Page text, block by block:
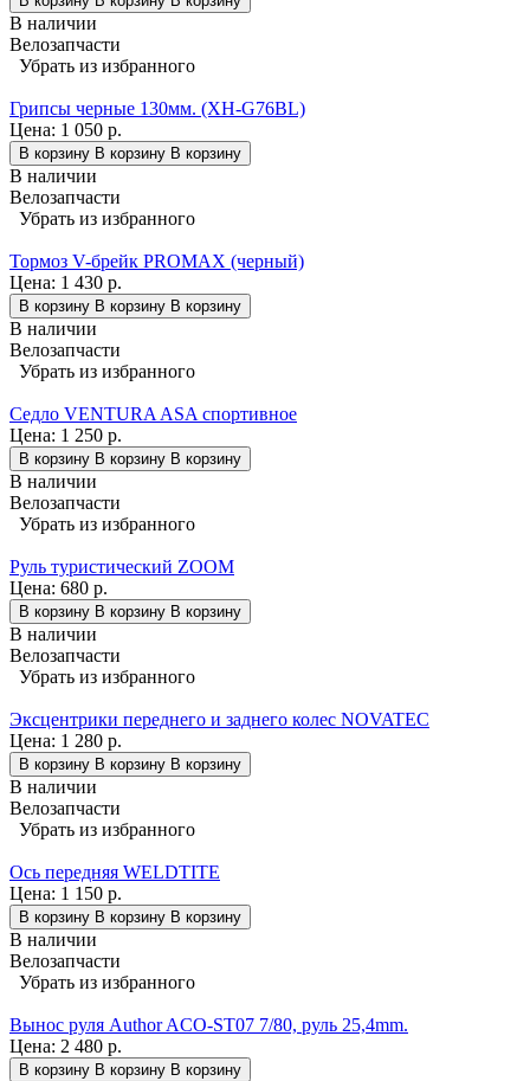
В наличии
Велозапчасти
Убрать из избранного
Грипсы черные 130мм. (XH-G76BL)
Цена: 1 050 р.
В корзину В корзину В корзину
В наличии
Велозапчасти
Убрать из избранного
Тормоз V-брейк PROMAX (черный)
Цена: 1 430 р.
В корзину В корзину В корзину
В наличии
Велозапчасти
Убрать из избранного
Седло VENTURA ASA спортивное
Цена: 1 250 р.
В корзину В корзину В корзину
В наличии
Велозапчасти
Убрать из избранного
Руль туристический ZOOM
Цена: 680 р.
В корзину В корзину В корзину
В наличии
Велозапчасти
Убрать из избранного
Эксцентрики переднего и заднего колес NOVATEC
Цена: 1 280 р.
В корзину В корзину В корзину
В наличии
Велозапчасти
Убрать из избранного
Ось передняя WELDTITE
Цена: 1 150 р.
В корзину В корзину В корзину
В наличии
Велозапчасти
Убрать из избранного
Вынос руля Author ACO-ST07 7/80, руль 25,4mm.
Цена: 2 480 р.
В корзину В корзину В корзину